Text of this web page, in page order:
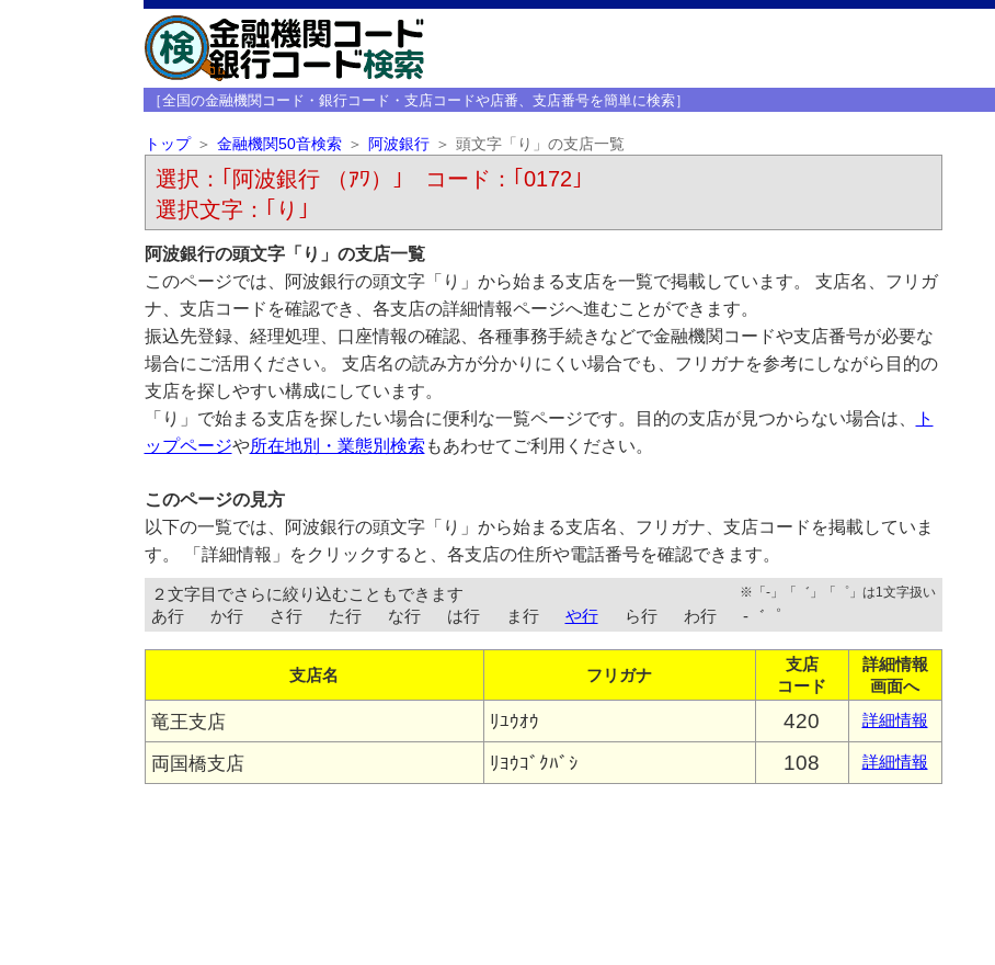
［全国の金融機関コード・銀行コード・支店コードや店番、支店番号を簡単に検索］
トップ 金融機関50音検索 阿波銀行 頭文字「り」の支店一覧
選択：｢阿波銀行 （ｱﾜ）｣ コード：｢0172｣
選択文字：｢り｣
阿波銀行の頭文字「り」の支店一覧
このページでは、阿波銀行の頭文字「り」から始まる支店を一覧で掲載しています。 支店名、フリガ
ナ、支店コードを確認でき、各支店の詳細情報ページへ進むことができます。
振込先登録、経理処理、口座情報の確認、各種事務手続きなどで金融機関コードや支店番号が必要な
場合にご活用ください。 支店名の読み方が分かりにくい場合でも、フリガナを参考にしながら目的の
支店を探しやすい構成にしています。
「り」で始まる支店を探したい場合に便利な一覧ページです。目的の支店が見つからない場合は、
ト
ップページや所在地別・業態別検索 もあわせてご利用ください。
このページの見方
以下の一覧では、阿波銀行の頭文字「り」から始まる支店名、フリガナ、支店コードを掲載していま
す。 「詳細情報」をクリックすると、各支店の住所や電話番号を確認できます。
２文字目でさらに絞り込むこともできます ※「-」「゛」「゜」は1文字扱い
あ行 か行 さ行 た行 な行 は行 ま行 や行 ら行 わ行 -゛゜
支店名 フリガナ
支店
コード
詳細情報
画面へ
竜王支店 ﾘﾕｳｵｳ 420 詳細情報
両国橋支店 ﾘﾖｳｺﾞｸﾊﾞｼ 108 詳細情報